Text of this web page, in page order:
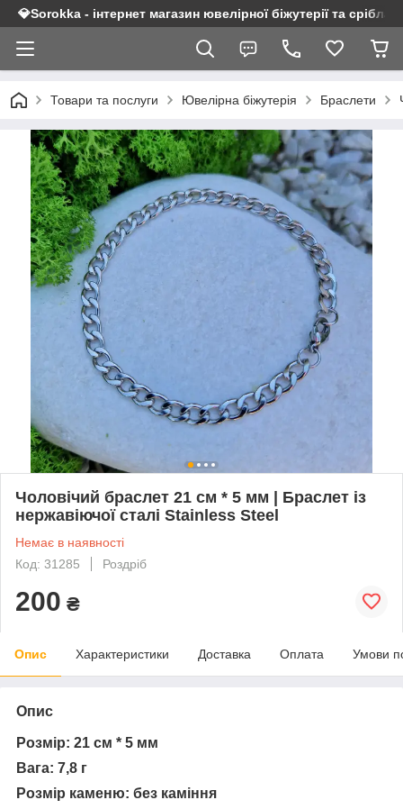
💎Sorokka - інтернет магазин ювелірної біжутерії та срібла
Товари та послуги Ювелірна біжутерія Браслети
Чоловічий браслет 21 см * 5 мм | Браслет із
нержавіючої сталі Stainless Steel
Немає в наявності
Код: 31285
Роздріб
200 ₴
Опис Характеристики Доставка Оплата Умови
Опис
Розмір: 21 см * 5 мм
Вага: 7,8 г
Розмір каменю: без каміння